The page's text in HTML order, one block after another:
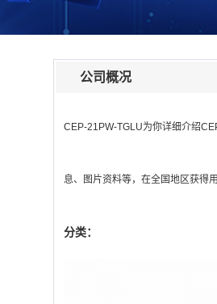
公司概况
CEP-21PW-TGLU为你详细介绍
息、图片资料等，在全国地区获得
分类：